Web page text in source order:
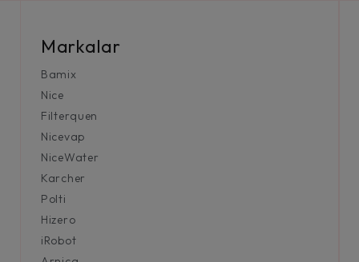
Markalar
Bamix
Nice
Filterquen
Nicevap
NiceWater
Karcher
Polti
Hizero
iRobot